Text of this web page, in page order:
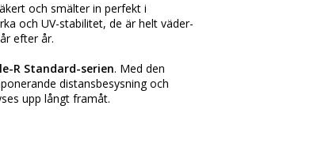
och smälter in perfekt i
och UV-stabilitet, de är helt väder-
efter år.
R Standard-serien. Med den
distansbesysning och
upp långt framåt.